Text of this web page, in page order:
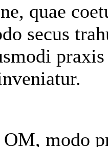
quae
secus
praxis
OM, modo